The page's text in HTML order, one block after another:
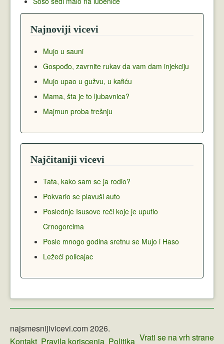
Najnoviji vicevi
Mujo u sauni
Gospođo, zavrnite rukav da vam dam injekciju
Mujo upao u gužvu, u kafiću
Mama, šta je to ljubavnica?
Majmun proba trešnju
Najčitaniji vicevi
Tata, kako sam se ja rodio?
Pokvario se plavuši auto
Poslednje Isusove reči koje je uputio
Crnogorcima
Posle mnogo godina sretnu se Mujo i Haso
Ležeći policajac
Vrati se na vrh strane
najsmesnijivicevi.com 2026.
Kontakt Pravila koriscenja Politika